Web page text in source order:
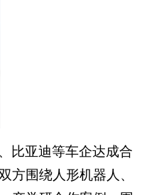
比亚迪等车企达成合
方围绕人形机器人、